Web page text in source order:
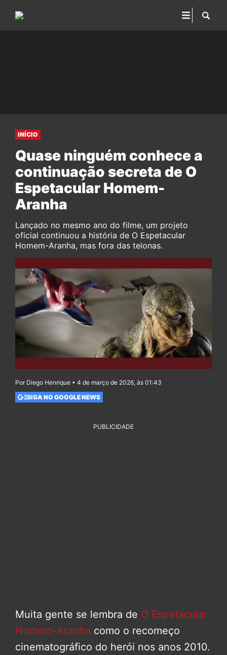
INÍCIO
Quase ninguém conhece a
continuação secreta de O
Espetacular Homem-
Aranha
Lançado no mesmo ano do filme, um projeto
oficial continuou a história de O Espetacular
Homem-Aranha, mas fora das telonas.
Por Diego Henrique • 4 de março de 2026, às 01:43
SIGA NO GOOGLE NEWS
PUBLICIDADE
Muita gente se lembra de O Espetacular
Homem-Aranha como o recomeço
cinematográfico do herói nos anos 2010.